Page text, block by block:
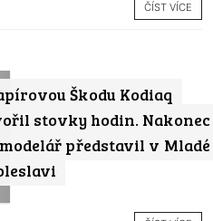
ČÍST VÍCE
Škodu Kodiaq
stovky hodin. Nakonec
představil v Mladé